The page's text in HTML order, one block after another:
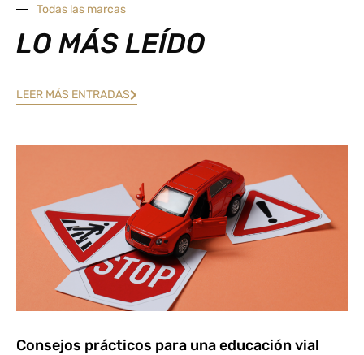
Todas las marcas
LO MÁS LEÍDO
LEER MÁS ENTRADAS
Consejos prácticos para una educación vial